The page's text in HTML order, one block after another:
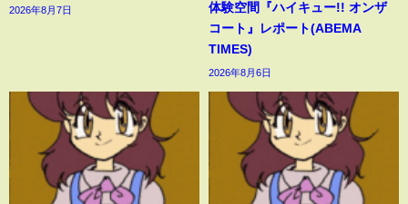
2026年8月7日
体験空間『ハイキュー!! オンザ
コート』レポート(ABEMA
TIMES)
2026年8月6日